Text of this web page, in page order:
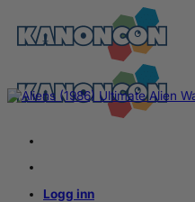
content
Logg inn